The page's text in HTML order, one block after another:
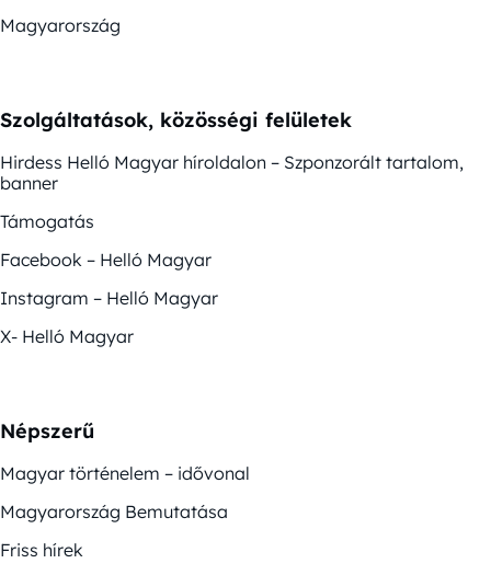
Magyarország
Szolgáltatások, közösségi felületek
Hirdess Helló Magyar híroldalon – Szponzorált tartalom,
banner
Támogatás
Facebook – Helló Magyar
Instagram – Helló Magyar
X- Helló Magyar
Népszerű
Magyar történelem – idővonal
Magyarország Bemutatása
Friss hírek